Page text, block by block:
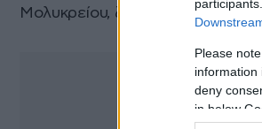
Please
information
deny
in below
Μολυκρείου, ζητώντας τους να